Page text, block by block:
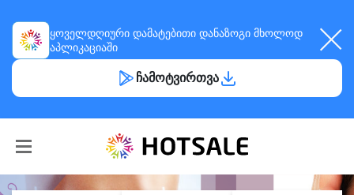
ყოველდღიური დამატებითი დანაზოგი მხოლოდ
აპლიკაციაში
ჩამოტვირთვა